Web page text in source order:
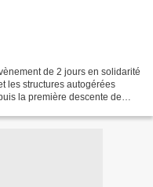
de 2 jours en solidarité
les structures autogérées
la première descente de